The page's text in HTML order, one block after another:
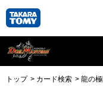
トップ カード検索 龍の